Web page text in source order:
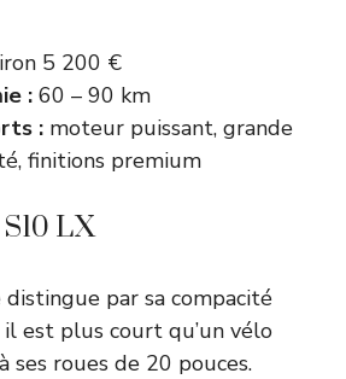
5 200 €
: 60 – 90 km
: moteur puissant, grande
finitions premium
LX
distingue par sa compacité
est plus court qu’un vélo
ses roues de 20 pouces.